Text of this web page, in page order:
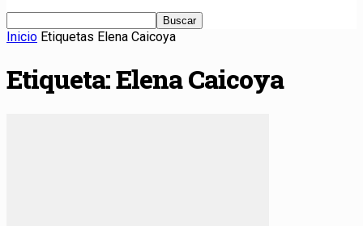
Inicio Etiquetas Elena Caicoya
Etiqueta: Elena Caicoya